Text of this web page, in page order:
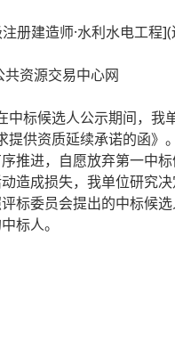
册建造师·水利水电工程
资源交易中心网
中标候选人公示期间，
供资质延续承诺的函
推进，自愿放弃第一中
造成损失，我单位研究
标委员会提出的中标候
标人。